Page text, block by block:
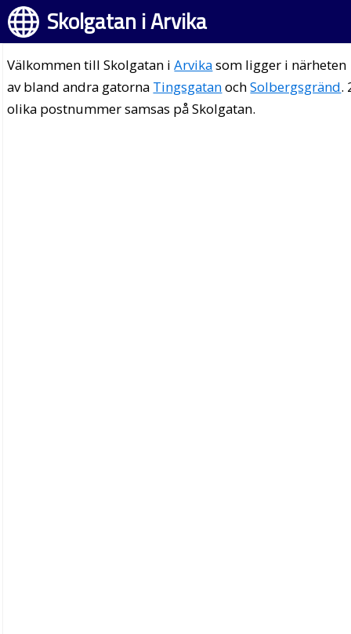
Skolgatan i Arvika
Välkommen till Skolgatan iArvikasom ligger i närheten
av bland andra gatorna TingsgatanochSolbergsgränd.
olika postnummer samsas på Skolgatan.